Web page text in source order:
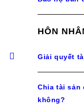
HÔN
Giải quyết
Chia tài
không?